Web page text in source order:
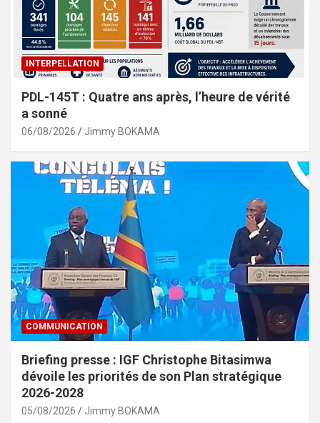
INTERPELLATION
PDL-145T : Quatre ans après, l’heure de vérité
a sonné
06/08/2026 Jimmy BOKAMA
COMMUNICATION
Briefing presse : IGF Christophe Bitasimwa
dévoile les priorités de son Plan stratégique
2026-2028
05/08/2026 Jimmy BOKAMA